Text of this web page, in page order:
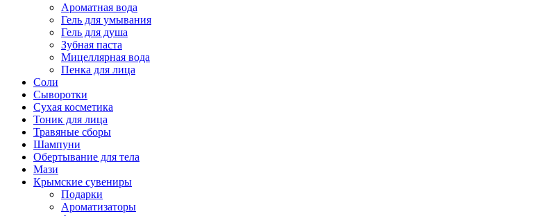
Ароматная вода
Гель для умывания
Гель для душа
Зубная паста
Мицеллярная вода
Пенка для лица
Соли
Сыворотки
Сухая косметика
Тоник для лица
Травяные сборы
Шампуни
Обертывание для тела
Мази
Крымские сувениры
Подарки
Ароматизаторы